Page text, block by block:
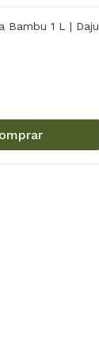
Bambu 1 L | Daju